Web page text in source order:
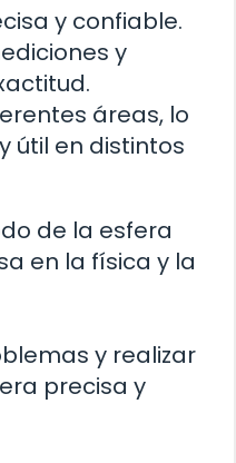
y confiable.
y
áreas, lo
útil en distintos
de la esfera
en la física y la
y realizar
precisa y